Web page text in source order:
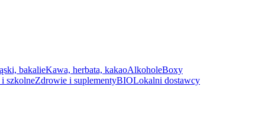
bakalieKawa, herbata, kakaoAlkoholeBoxy
szkolneZdrowie i suplementyBIOLokalni dostawcy